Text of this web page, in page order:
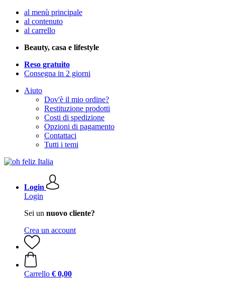
al menù principale
al contenuto
al carrello
Beauty, casa e lifestyle
Reso gratuito
Consegna in 2 giorni
Aiuto
Dov'è il mio ordine?
Restituzione prodotti
Costi di spedizione
Opzioni di pagamento
Contattaci
Tutti i temi
Login
Login
Sei un nuovo cliente?
Crea un account
Carrello € 0,00